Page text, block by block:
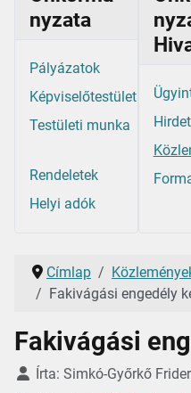
nyzata
Pályázatok
Képviselőtestület
Testületi munka
Rendeletek
Helyi adók
Címlap
Fakivágási engedély
Fakivágási
Részletek
Írta: Simkó-Győrkő